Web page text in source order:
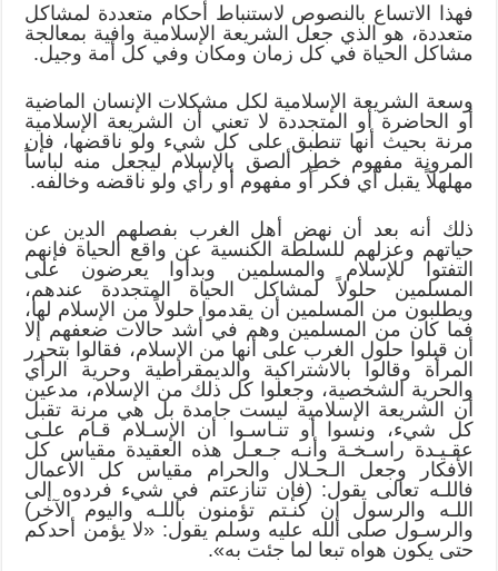
فهذا الاتساع بالنصوص لاستنباط أحكام متعددة لمشاكل
متعددة، هو الذي جعل الشريعة الإسلامية وافية بمعالجة
مشاكل الحياة في كل زمان ومكان وفي كل أمة وجيل.
وسعة الشريعة الإسلامية لكل مشكلات الإنسان الماضية
أو الحاضرة أو المتجددة لا تعني أن الشريعة الإسلامية
مرنة بحيث أنها تنطبق على كل شيء ولو ناقضها، فإن
المرونة مفهوم خطِر ألصق بالإسلام ليجعل منه لباساً
مهلهلاً يقبل أي فكر أو مفهوم أو رأي ولو ناقضه وخالفه.
ذلك أنه بعد أن نهض أهل الغرب بفصلهم الدين عن
حياتهم وعزلهم للسلطة الكنسية عن واقع الحياة فإنهم
التفتوا للإسلام والمسلمين وبدأوا يعرضون على
المسلمين حلولاً لمشاكل الحياة المتجددة عندهم،
ويطلبون من المسلمين أن يقدموا حلولاً من الإسلام لها،
فما كان من المسلمين وهم في أشد حالات ضعفهم إلا
أن قبلوا حلول الغرب على أنها من الإسلام، فقالوا بتحرر
المرأة وقالوا بالاشتراكية والديمقراطية وحرية الرأي
والحرية الشخصية، وجعلوا كل ذلك من الإسلام، مدعين
أن الشريعة الإسلامية ليست جامدة بل هي مرنة تقبل
كل شيء، ونسوا أو تنـاسـوا أن الإسـلام قـام علـى
عقـيـدة راسـخـة وأنـه جـعـل هذه العقيدة مقياس كل
الأفكار وجعل الـحـلال والحرام مقياس كل الأعمال
فاللـه تعالى يقول: (فإن تنازعتم في شيء فردوه إلى
اللـه والرسول إن كنـتم تؤمنون باللـه واليوم الآخر)
والرسـول صلى الله عليه وسلم يقول: «لا يؤمن أحدكم
حتى يكون هواه تبعا لما جئت به».